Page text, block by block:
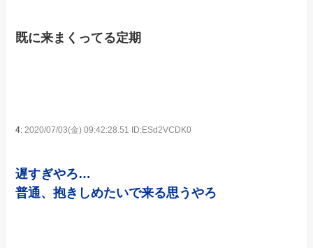
既に来まくってる定期
4: 2020/07/03(金) 09:42:28.51 ID:ESd2VCDK0
遅すぎやろ…
普通、抱きしめたいで来る思うやろ